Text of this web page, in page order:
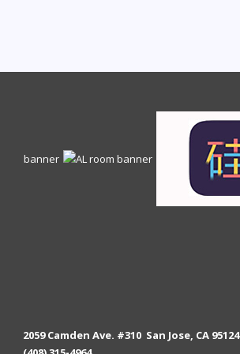
2059 Camden Ave. #310 San Jose, CA 95124